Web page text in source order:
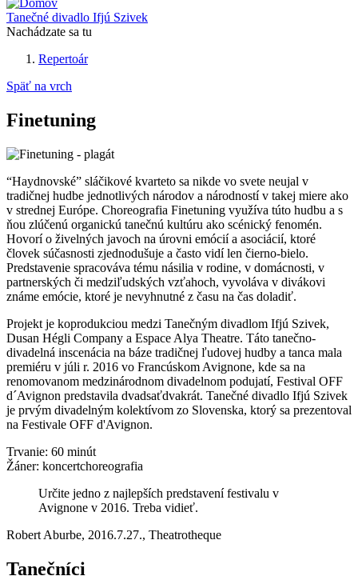
Tanečné divadlo Ifjú Szivek
Nachádzate sa tu
Repertoár
Späť na vrch
Finetuning
“Haydnovské” sláčikové kvarteto sa nikde vo svete neujal v
tradičnej hudbe jednotlivých národov a národností v takej miere ako
v strednej Európe. Choreografia Finetuning využíva túto hudbu a s
ňou zlúčenú organickú tanečnú kultúru ako scénický fenomén.
Hovorí o živelných javoch na úrovni emócií a asociácií, ktoré
človek súčasnosti zjednodušuje a často vidí len čierno-bielo.
Predstavenie spracováva tému násilia v rodine, v domácnosti, v
partnerských či medziľudských vzťahoch, vyvoláva v divákovi
známe emócie, ktoré je nevyhnutné z času na čas doladiť.
Projekt je koprodukciou medzi Tanečným divadlom Ifjú Szivek,
Dusan Hégli Company a Espace Alya Theatre. Táto tanečno-
divadelná inscenácia na báze tradičnej ľudovej hudby a tanca mala
premiéru v júli r. 2016 vo Francúskom Avignone, kde sa na
renomovanom medzinárodnom divadelnom podujatí, Festival OFF
d´Avignon predstavila dvadsaťdvakrát. Tanečné divadlo Ifjú Szivek
je prvým divadelným kolektívom zo Slovenska, ktorý sa prezentoval
na Festivale OFF d'Avignon.
Trvanie: 60 minút
Žáner: koncertchoreografia
Určite jedno z najlepších predstavení festivalu v
Avignone v 2016. Treba vidieť.
Robert Aburbe, 2016.7.27., Theatrotheque
Tanečníci